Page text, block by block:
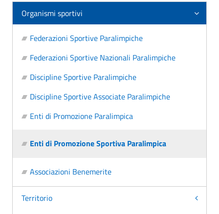
Organismi sportivi
Federazioni Sportive Paralimpiche
Federazioni Sportive Nazionali Paralimpiche
Discipline Sportive Paralimpiche
Discipline Sportive Associate Paralimpiche
Enti di Promozione Paralimpica
Enti di Promozione Sportiva Paralimpica
Associazioni Benemerite
Territorio